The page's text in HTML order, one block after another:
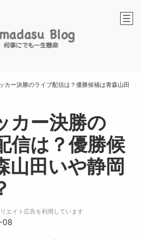
カー決勝のライブ配信は？優勝候補は青森山田
カー決勝の
信は？優勝候
山田いや静岡
エイト広告を利用しています
08